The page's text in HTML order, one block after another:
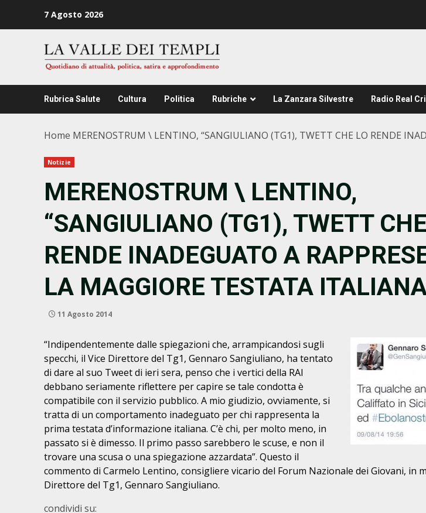
7 Agosto 2026
Rubrica Salute Cultura Politica Rubriche La Zanzara Silvestre Radio Real
Home MERENOSTRUM \ LENTINO, “SANGIULIANO (TG1), TWETT CHE LO RENDE
Notizie
MERENOSTRUM \ LENTINO,
“SANGIULIANO (TG1), TWETT
RENDE INADEGUATO A
LA MAGGIORE TESTATA
11 Agosto 2014
“Indipendentemente dalle spiegazioni che, arrampicandosi sugli
specchi, il Vice Direttore del Tg1, Gennaro Sangiuliano, ha tentato
di dare al suo Tweet di ieri sera, penso che i vertici della RAI
debbano seriamente riflettere per capire se tale condotta è
compatibile con il servizio pubblico. A mio giudizio, ovviamente, si
tratta di un comportamento inadeguato per chi rappresenta la
prima testata d’informazione italiana. C’è chi, per molto meno, in
passato si è dimesso. Il primo passo sarebbero le scuse, e non il
trovare una scusa o una spiegazione azzardata”. Questo il
commento di Carmelo Lentino, consigliere vicario del Forum Nazionale dei Giovani, in
Direttore del Tg1, Gennaro Sangiuliano.
condividi su: